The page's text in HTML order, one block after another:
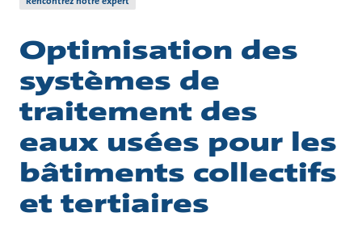
Optimisation des
systèmes de
traitement des
eaux usées pour les
bâtiments collectifs
et tertiaires